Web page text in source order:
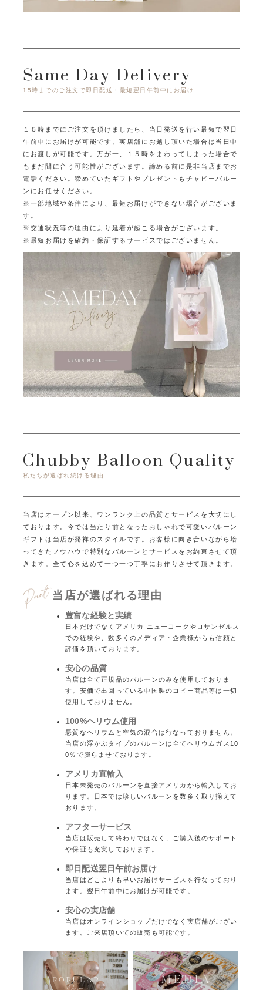
Same Day Delivery
15時までのご注文で即日配送・最短翌日午前中にお届け
１５時までにご注文を頂けましたら、当日発送を行い最短で翌日
午前中にお届けが可能です。実店舗にお越し頂いた場合は当日中
にお渡しが可能です。万が一、１５時をまわってしまった場合で
もまだ間に合う可能性がございます。 諦める前に是非当店までお
電話ください。諦めていたギフトやプレゼントもチャビーバルー
ンにお任せください。
※一部地域や条件により、最短お届けができない場合がございま
す。
※交通状況等の理由により延着が起こる場合がございます。
※最短お届けを確約・保証するサービスではございません。
Chubby Balloon Quality
私たちが選ばれ続ける理由
当店はオープン以来、ワンランク上の品質とサービスを大切にし
ております。 今では当たり前となったおしゃれで可愛いバルーン
ギフトは当店が発祥のスタイルです。
お客様に向き合いながら培
ってきたノウハウで特別なバルーンとサービスをお約束させて頂
きます。 全て心を込めて一つ一つ丁寧にお作りさせて頂きます。
当店が選ばれる理由
豊富な経験と実績
日本だけでなくアメリカ ニューヨークやロサンゼルス
での経験や、数多くのメディア・企業様からも信頼と
評価を頂いております。
安心の品質
当店は全て正規品のバルーンのみを使用しておりま
す。安価で出回っている中国製のコピー商品等は一切
使用しておりません。
100%ヘリウム使用
悪質なヘリウムと空気の混合は行なっておりません。
当店の浮かぶタイプのバルーンは全てヘリウムガス10
0％で膨らませております。
アメリカ直輸入
日本未発売のバルーンを直接アメリカから輸入してお
ります。日本では珍しいバルーンを数多く取り揃えて
おります。
アフターサービス
当店は販売して終わりではなく、ご購入後のサポート
や保証も充実しております。
即日配送翌日午前お届け
当店はどこよりも早いお届けサービスを行なっており
ます。翌日午前中にお届けが可能です。
安心の実店舗
当店はオンラインショップだけでなく実店舗がござい
ます。ご来店頂いての販売も可能です。